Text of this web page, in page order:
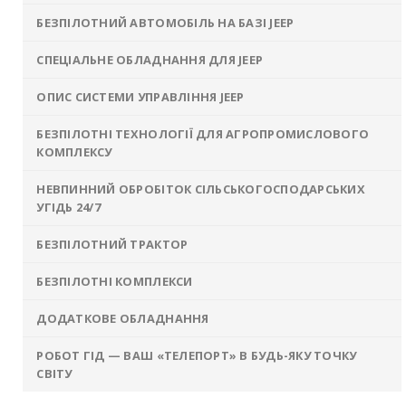
БЕЗПІЛОТНИЙ АВТОМОБІЛЬ НА БАЗІ JEEP
СПЕЦІАЛЬНЕ ОБЛАДНАННЯ ДЛЯ JEEP
ОПИС СИСТЕМИ УПРАВЛІННЯ JEEP
БЕЗПІЛОТНІ ТЕХНОЛОГІЇ ДЛЯ АГРОПРОМИСЛОВОГО
КОМПЛЕКСУ
НЕВПИННИЙ ОБРОБІТОК СІЛЬСЬКОГОСПОДАРСЬКИХ
УГІДЬ 24/7
БЕЗПІЛОТНИЙ ТРАКТОР
БЕЗПІЛОТНІ КОМПЛЕКСИ
ДОДАТКОВЕ ОБЛАДНАННЯ
РОБОТ ГІД — ВАШ «ТЕЛЕПОРТ» В БУДЬ-ЯКУ ТОЧКУ
СВІТУ